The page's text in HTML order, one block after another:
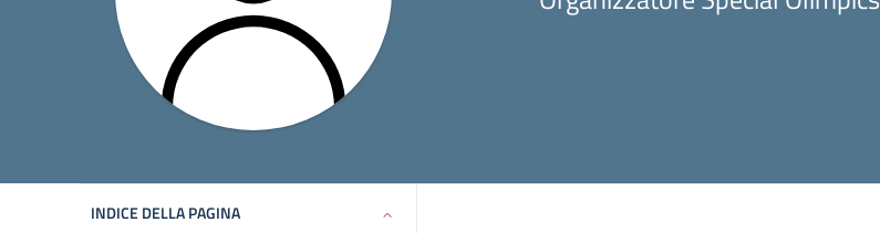
INDICE DELLA PAGINA